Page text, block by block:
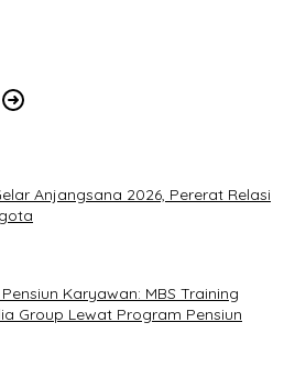
Anjangsana 2026, Pererat Relasi
Karyawan: MBS Training
Group Lewat Program Pensiun